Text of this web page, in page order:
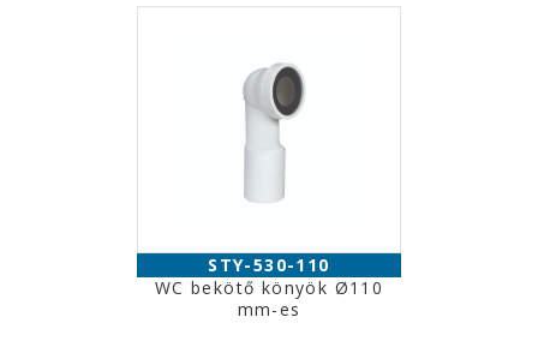
STY-530-110
WC bekötő könyök Ø110
mm-es